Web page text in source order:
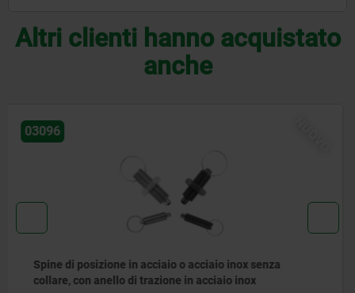
Altri clienti hanno acquistato
anche
03092
Spina di posizione in acciaio o acciaio inox, versione
corta, con perno filettato